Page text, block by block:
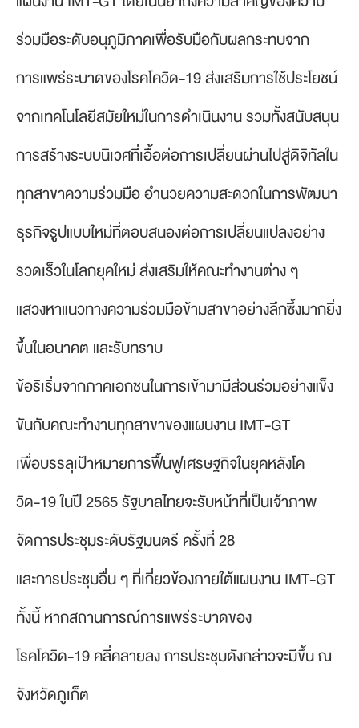
ร่วมมือระดับอนุภูมิภาคเพื่อรับมือกับผลกระทบจาก
การแพร่ระบาดของโรคโควิด-19 ส่งเสริมการใช้ประโยชน์
จากเทคโนโลยีสมัยใหม่ในการดำเนินงาน รวมทั้งสนับสนุน
การสร้างระบบนิเวศที่เอื้อต่อการเปลี่ยนผ่านไปสู่ดิจิทัลใน
ทุกสาขาความร่วมมือ อำนวยความสะดวกในการพัฒนา
ธุรกิจรูปแบบใหม่ที่ตอบสนองต่อการเปลี่ยนแปลงอย่าง
รวดเร็วในโลกยุคใหม่ ส่งเสริมให้คณะทำงานต่าง ๆ
แสวงหาแนวทางความร่วมมือข้ามสาขาอย่างลึกซึ้งมากยิ่ง
ขึ้นในอนาคต และรับทราบ
ข้อริเริ่มจากภาคเอกชนในการเข้ามามีส่วนร่วมอย่างแข็ง
ขันกับคณะทำงานทุกสาขาของแผนงาน IMT-GT
เพื่อบรรลุเป้าหมายการฟื้นฟูเศรษฐกิจในยุคหลังโค
วิด-19 ในปี 2565 รัฐบาลไทยจะรับหน้าที่เป็นเจ้าภาพ
จัดการประชุมระดับรัฐมนตรี ครั้งที่ 28
และการประชุมอื่น ๆ ที่เกี่ยวข้องภายใต้แผนงาน IMT-GT
ทั้งนี้ หากสถานการณ์การแพร่ระบาดของ
โรคโควิด-19 คลี่คลายลง การประชุมดังกล่าวจะมีขึ้น ณ
จังหวัดภูเก็ต